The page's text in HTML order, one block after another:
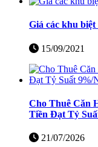
Giá các khu
15/09/2021
Cho Thuê Căn
Tiền Đạt Tỷ
21/07/2026